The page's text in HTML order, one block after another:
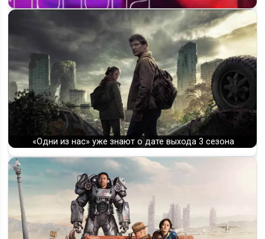
«Эйфория» 3 сезон: что известно и когда ждать премьеру
«Одни из нас» уже знают о дате выхода 3 сезона